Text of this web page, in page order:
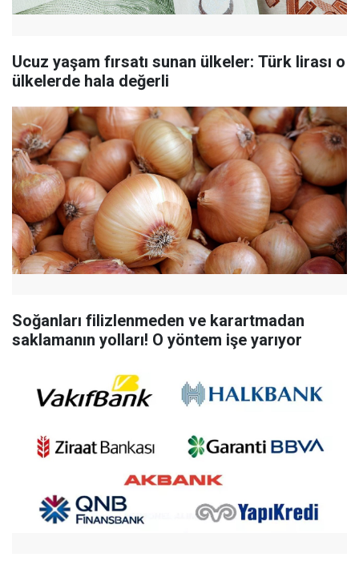
Ucuz yaşam fırsatı sunan ülkeler: Türk lirası o
ülkelerde hala değerli
Soğanları filizlenmeden ve karartmadan
saklamanın yolları! O yöntem işe yarıyor